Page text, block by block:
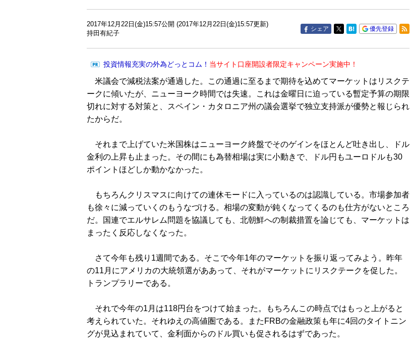
2017年12月22日(金)15:57公開 (2017年12月22日(金)15:57更新)
持田有紀子
シェア 優先登録
投資情報充実の外為どっとコム！ 当サイト口座開設者限定キャンペーン実施中！
米議会で減税法案が通過した。この通過に至るまで期待を込めてマーケットはリスクテ
ークに傾いたが、ニューヨーク時間では失速。これは金曜日に迫っている暫定予算の期限
切れに対する対策と、スペイン・カタロニア州の議会選挙で独立支持派が優勢と報じられ
たからだ。
それまで上げていた米国株はニューヨーク終盤でそのゲインをほとんど吐き出し、ドル
金利の上昇も止まった。その間にも為替相場は実に小動きで、ドル円もユーロドルも30
ポイントほどしか動かなかった。
もちろんクリスマスに向けての連休モードに入っているのは認識している。市場参加者
も徐々に減っていくのもうなづける。相場の変動が鈍くなってくるのも仕方がないところ
だ。国連でエルサレム問題を協議しても、北朝鮮への制裁措置を論じても、マーケットは
まったく反応しなくなった。
さて今年も残り1週間である。そこで今年1年のマーケットを振り返ってみよう。昨年
の11月にアメリカの大統領選がああって、それがマーケットにリスクテークを促した。
トランプラリーである。
それで今年の1月は118円台をつけて始まった。もちろんこの時点ではもっと上がると
考えられていた。それゆえの高値圏である。またFRBの金融政策も年に4回のタイトニン
グが見込まれていて、金利面からのドル買いも促されるはずであった。